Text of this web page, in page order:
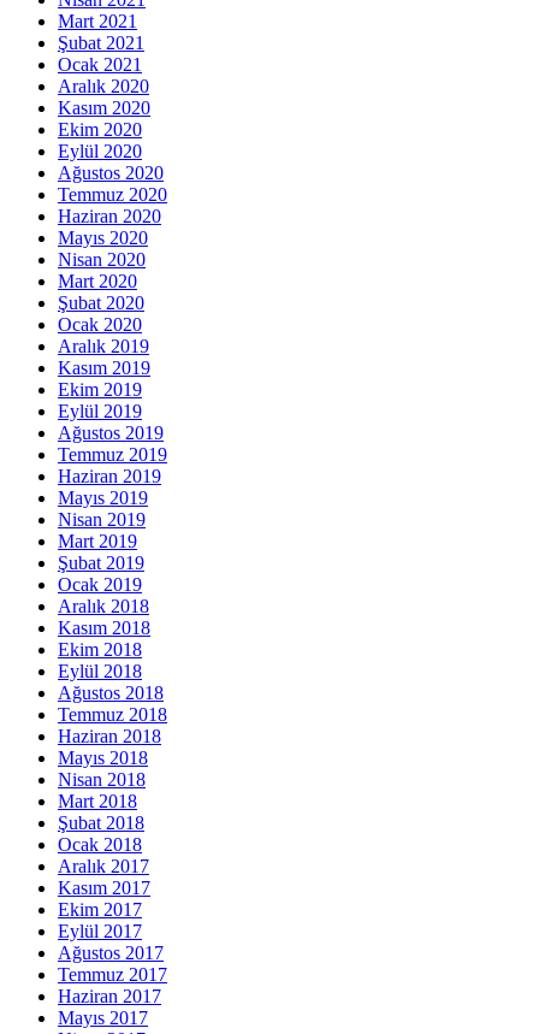
Mart 2021
Şubat 2021
Ocak 2021
Aralık 2020
Kasım 2020
Ekim 2020
Eylül 2020
Ağustos 2020
Temmuz 2020
Haziran 2020
Mayıs 2020
Nisan 2020
Mart 2020
Şubat 2020
Ocak 2020
Aralık 2019
Kasım 2019
Ekim 2019
Eylül 2019
Ağustos 2019
Temmuz 2019
Haziran 2019
Mayıs 2019
Nisan 2019
Mart 2019
Şubat 2019
Ocak 2019
Aralık 2018
Kasım 2018
Ekim 2018
Eylül 2018
Ağustos 2018
Temmuz 2018
Haziran 2018
Mayıs 2018
Nisan 2018
Mart 2018
Şubat 2018
Ocak 2018
Aralık 2017
Kasım 2017
Ekim 2017
Eylül 2017
Ağustos 2017
Temmuz 2017
Haziran 2017
Mayıs 2017